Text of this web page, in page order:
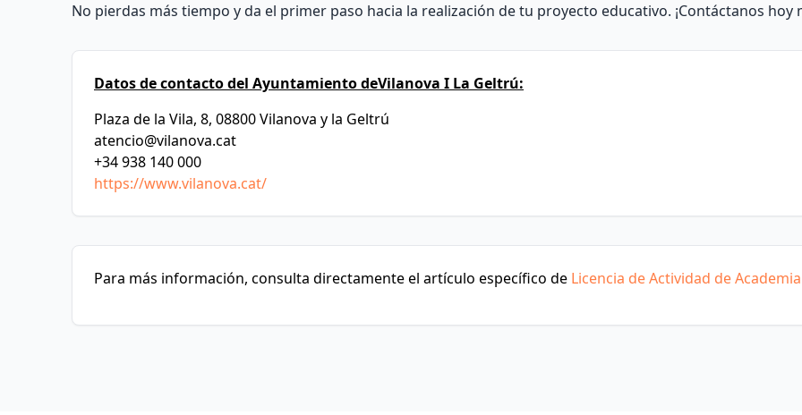
No pierdas más tiempo y da el primer paso hacia la realización de tu proyecto educativo. ¡Contáctanos hoy
Datos de contacto del Ayuntamiento deVilanova I La Geltrú:
Plaza de la Vila, 8, 08800 Vilanova y la Geltrú
atencio@vilanova.cat
+34 938 140 000
https://www.vilanova.cat/
Para más información, consulta directamente el artículo específico de Licencia de Actividad de Academia